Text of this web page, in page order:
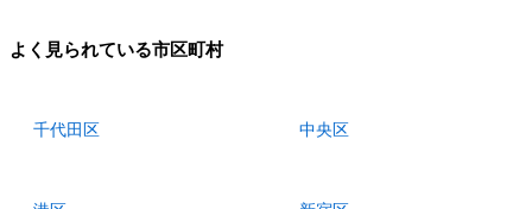
よく見られている市区町村
千代田区 中央区